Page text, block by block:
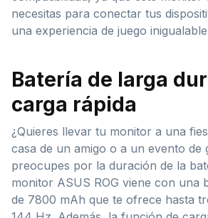
necesitas para conectar tus
una experiencia de juego
Batería de larga
carga rápida
¿Quieres llevar tu monitor a una
casa de un amigo o a un evento de
preocupes por la duración de la
monitor ASUS ROG viene con una
de 7800 mAh que te ofrece hasta